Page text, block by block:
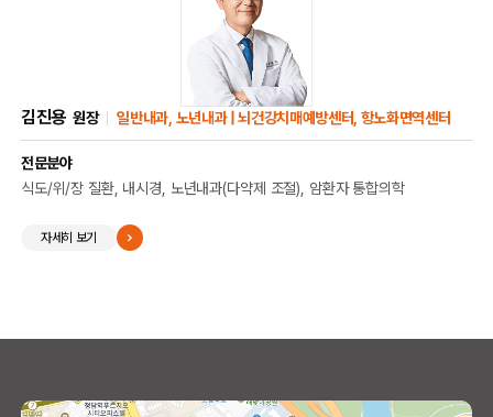
김진용 원장 일반내과, 노년내과 | 뇌건강치매예방센터, 항노화면역센터
전문분야
식도/위/장 질환, 내시경, 노년내과(다약제 조절), 암환자 통합의학
자세히 보기